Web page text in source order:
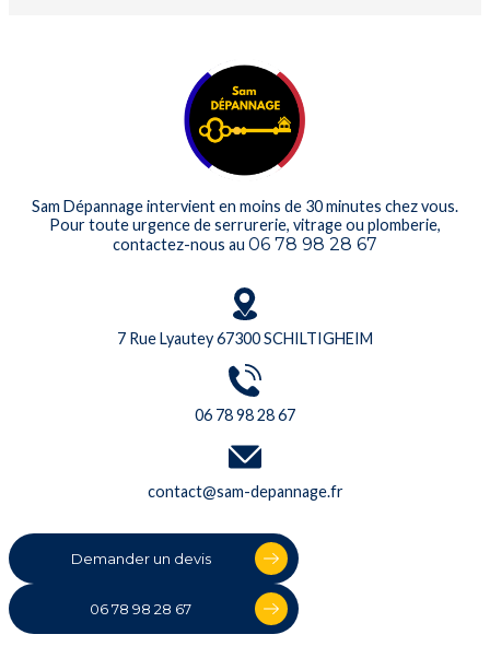
Sam Dépannage intervient en moins de 30 minutes chez vous.
Pour toute urgence de serrurerie, vitrage ou plomberie,
contactez-nous au 06 78 98 28 67
7 Rue Lyautey 67300 SCHILTIGHEIM
06 78 98 28 67
contact@sam-depannage.fr
Demander un devis
06 78 98 28 67